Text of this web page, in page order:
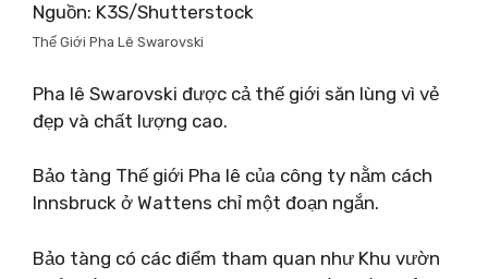
Nguồn: K3S/Shutterstock
Thế Giới Pha Lê Swarovski
Pha lê Swarovski được cả thế giới săn lùng vì vẻ
đẹp và chất lượng cao.
Bảo tàng Thế giới Pha lê của công ty nằm cách
Innsbruck ở Wattens chỉ một đoạn ngắn.
Bảo tàng có các điểm tham quan như Khu vườn